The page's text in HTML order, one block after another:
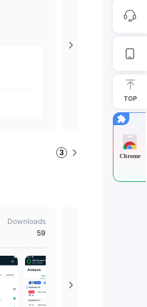
GO
(Australia)
3
Downloads
59
TOP
Chrome